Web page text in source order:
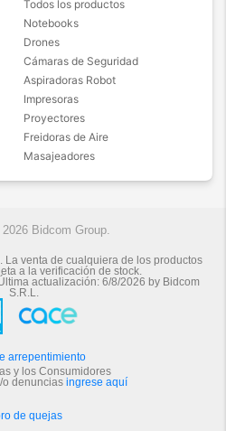
Todos los productos
Notebooks
Drones
Cámaras de Seguridad
Aspiradoras Robot
Impresoras
Proyectores
Freidoras de Aire
Masajeadores
Bidcom Group.
La venta de cualquiera de los productos
a la verificación de stock.
actualización: 6/8/2026 by Bidcom
S.R.L.
arrepentimiento
y los Consumidores
o denuncias ingrese aquí
de quejas